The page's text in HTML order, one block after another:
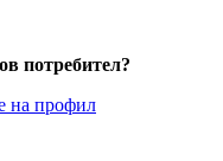
потребител?
на профил